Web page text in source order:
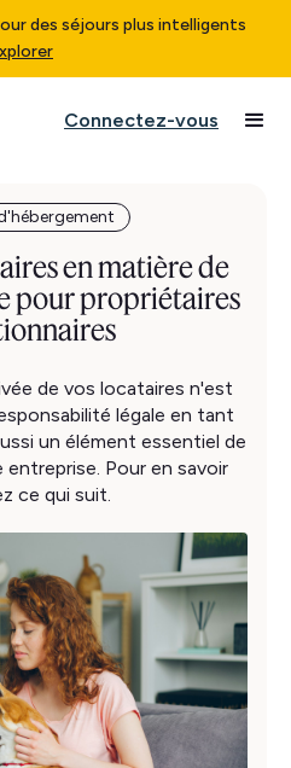
des séjours plus intelligents
Connectez-vous
en matière de
pour propriétaires
de vos locataires n'est
légale en tant
un élément essentiel de
Pour en savoir
ce qui suit.